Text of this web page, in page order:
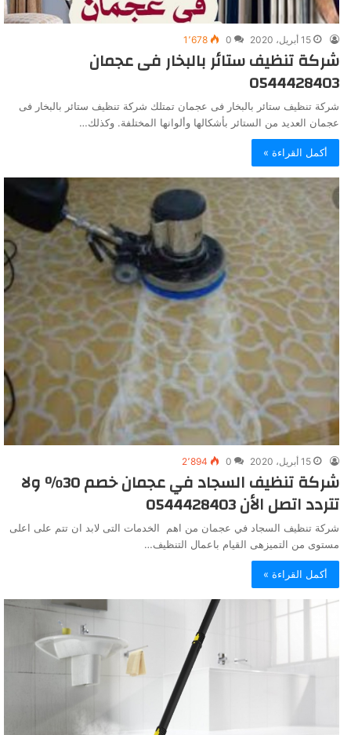
15 أبريل، 2020 0 1٬678
شركة تنظيف ستائر بالبخار فى عجمان
0544428403
شركة تنظيف ستائر بالبخار فى عجمان تمتلك شركة تنظيف ستائر بالبخار فى
عجمان العديد من الستائر بأشكالها وألوانها المختلفة. وكذلك…
أكمل القراءة »
15 أبريل، 2020 0 2٬894
شركة تنظيف السجاد في عجمان خصم 30٪ ولا
تتردد اتصل الأن 0544428403
شركة تنظيف السجاد في عجمان من اهم الخدمات التى لابد ان تتم على اعلى
مستوى من التميزهى القيام باعمال التنظيف…
أكمل القراءة »